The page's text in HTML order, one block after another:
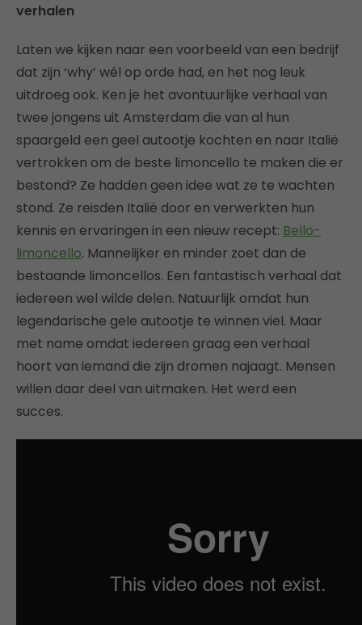
verhalen
Laten we kijken naar een voorbeeld van een bedrijf
dat zijn ‘why’ wél op orde had, en het nog leuk
uitdroeg ook. Ken je het avontuurlijke verhaal van
twee jongens uit Amsterdam die van al hun
spaargeld een geel autootje kochten en naar Italië
vertrokken om de beste limoncello te maken die er
bestond? Ze hadden geen idee wat ze te wachten
stond. Ze reisden Italië door en verwerkten hun
kennis en ervaringen in een nieuw recept: Bello-
limoncello. Mannelijker en minder zoet dan de
bestaande limoncellos. Een fantastisch verhaal dat
iedereen wel wilde delen. Natuurlijk omdat hun
legendarische gele autootje te winnen viel. Maar
met name omdat iedereen graag een verhaal
hoort van iemand die zijn dromen najaagt. Mensen
willen daar deel van uitmaken. Het werd een
succes.